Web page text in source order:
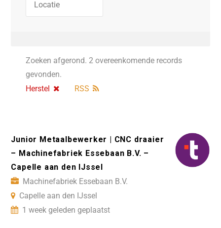
Zoeken afgerond. 2 overeenkomende records
gevonden.
Herstel
RSS
Junior Metaalbewerker | CNC draaier
– Machinefabriek Essebaan B.V. –
Capelle aan den IJssel
Machinefabriek Essebaan B.V.
Capelle aan den IJssel
1 week geleden geplaatst